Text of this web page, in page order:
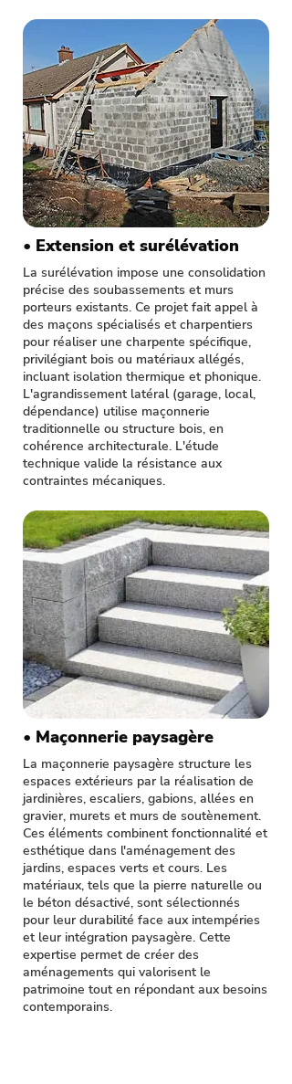
• Extension et surélévation
La surélévation impose une consolidation
précise des soubassements et murs
porteurs existants. Ce projet fait appel à
des maçons spécialisés et charpentiers
pour réaliser une charpente spécifique,
privilégiant bois ou matériaux allégés,
incluant isolation thermique et phonique.
L'agrandissement latéral (garage, local,
dépendance) utilise maçonnerie
traditionnelle ou structure bois, en
cohérence architecturale. L'étude
technique valide la résistance aux
contraintes mécaniques.
• Maçonnerie paysagère
La maçonnerie paysagère structure les
espaces extérieurs par la réalisation de
jardinières, escaliers, gabions, allées en
gravier, murets et murs de soutènement.
Ces éléments combinent fonctionnalité et
esthétique dans l'aménagement des
jardins, espaces verts et cours. Les
matériaux, tels que la pierre naturelle ou
le béton désactivé, sont sélectionnés
pour leur durabilité face aux intempéries
et leur intégration paysagère. Cette
expertise permet de créer des
aménagements qui valorisent le
patrimoine tout en répondant aux besoins
contemporains.